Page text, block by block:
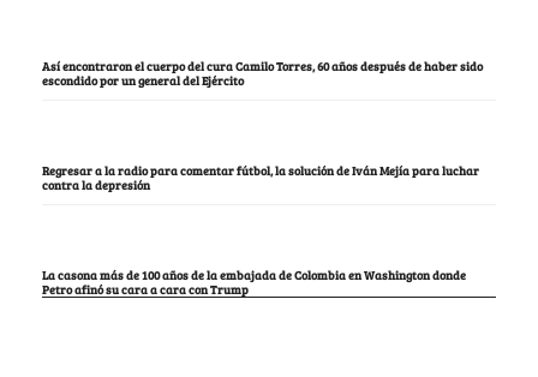
Así encontraron el cuerpo del cura Camilo Torres, 60 años después de haber sido
escondido por un general del Ejército
Regresar a la radio para comentar fútbol, la solución de Iván Mejía para luchar
contra la depresión
La casona más de 100 años de la embajada de Colombia en Washington donde
Petro afinó su cara a cara con Trump